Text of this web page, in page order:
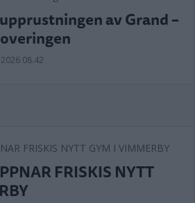
av Grand –
08.42
FRISKIS NYTT